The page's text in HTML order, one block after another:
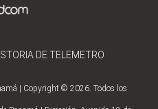
DE TELEMETRO
| Copyright © 2026. Todos los